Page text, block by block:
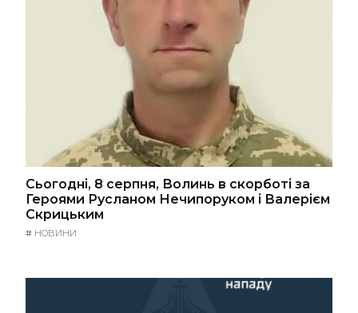
Сьогодні, 8 серпня, Волинь в скорботі за
Героями Русланом Нечипоруком і Валерієм
Скрицьким
# НОВИНИ